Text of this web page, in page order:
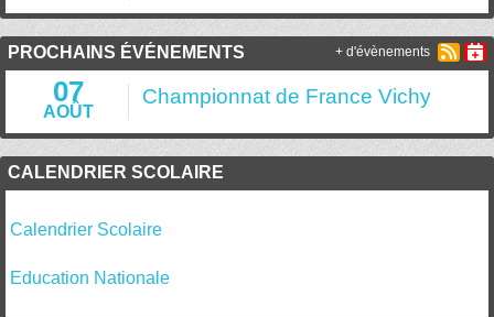
PROCHAINS ÉVÉNEMENTS
07
AOÛT
Championnat de France Vichy
+ d'évènements
CALENDRIER SCOLAIRE
Calendrier Scolaire
Education Nationale